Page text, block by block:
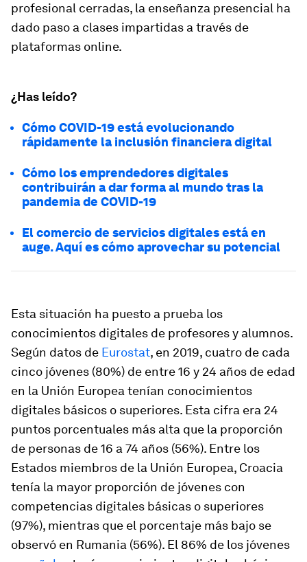
profesional cerradas, la enseñanza presencial ha
dado paso a clases impartidas a través de
plataformas online.
¿Has leído?
Cómo COVID-19 está evolucionando
rápidamente la inclusión financiera digital
Cómo los emprendedores digitales
contribuirán a dar forma al mundo tras la
pandemia de COVID-19
El comercio de servicios digitales está en
auge. Aquí es cómo aprovechar su potencial
Esta situación ha puesto a prueba los
conocimientos digitales de profesores y alumnos.
Según datos de Eurostat, en 2019, cuatro de cada
cinco jóvenes (80%) de entre 16 y 24 años de edad
en la Unión Europea tenían conocimientos
digitales básicos o superiores. Esta cifra era 24
puntos porcentuales más alta que la proporción
de personas de 16 a 74 años (56%). Entre los
Estados miembros de la Unión Europea, Croacia
tenía la mayor proporción de jóvenes con
competencias digitales básicas o superiores
(97%), mientras que el porcentaje más bajo se
observó en Rumania (56%). El 86% de los jóvenes